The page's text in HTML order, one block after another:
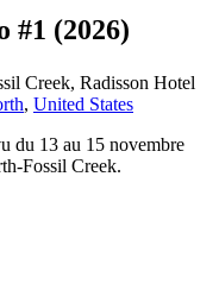
#1 (2026)
Creek, Radisson Hotel
, United States
du 13 au 15 novembre
Fossil Creek.